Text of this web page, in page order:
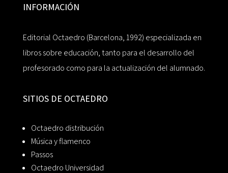
INFORMACIÓN
Editorial Octaedro (Barcelona, 1992) especializada en
libros sobre educación, tanto para el desarrollo del
profesorado como para la actualización del alumnado.
SITIOS DE OCTAEDRO
Octaedro distribución
Música y flamenco
Passos
Octaedro Universidad